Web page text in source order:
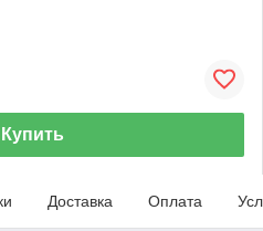
Купить
Доставка Оплата